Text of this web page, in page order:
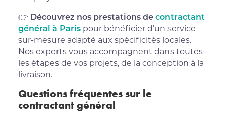
👉 Découvrez nos prestations decontractant
général à Paris pour bénéficier d’un service
sur-mesure adapté aux spécificités locales.
Nos experts vous accompagnent dans toutes
les étapes de vos projets, de la conception à la
livraison.
Questions fréquentes sur le
contractant général